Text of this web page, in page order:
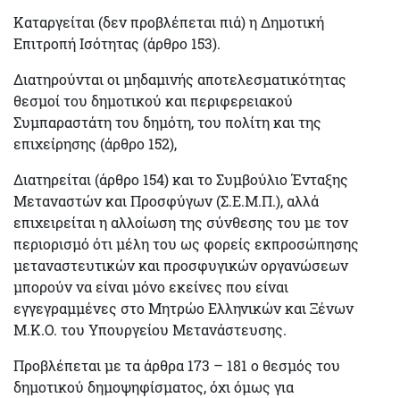
Καταργείται (δεν προβλέπεται πιά) η Δημοτική
Επιτροπή Ισότητας (άρθρο 153).
Διατηρούνται οι μηδαμινής αποτελεσματικότητας
θεσμοί του δημοτικού και περιφερειακού
Συμπαραστάτη του δημότη, του πολίτη και της
επιχείρησης (άρθρο 152),
Διατηρείται (άρθρο 154) και το Συμβούλιο Ένταξης
Μεταναστών και Προσφύγων (Σ.Ε.Μ.Π.), αλλά
επιχειρείται η αλλοίωσητης σύνθεσης του με τον
περιορισμό ότι μέλη του ως φορείς εκπροσώπησης
μεταναστευτικών και προσφυγικών οργανώσεων
μπορούν να είναι μόνο εκείνες που είναι
εγγεγραμμένες στο Μητρώο Ελληνικών και Ξένων
Μ.Κ.Ο. του Υπουργείου Μετανάστευσης.
Προβλέπεται με τα άρθρα 173 – 181 ο θεσμός του
δημοτικού δημοψηφίσματος,όχι όμως για